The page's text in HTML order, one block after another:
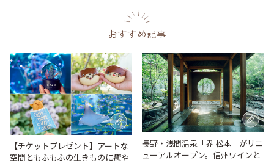
おすすめ記事
【チケットプレゼント】アートな
空間ともふもふの生きものに癒や
長野・浅間温泉「界 松本」がリニ
ューアルオープン。信州ワインと